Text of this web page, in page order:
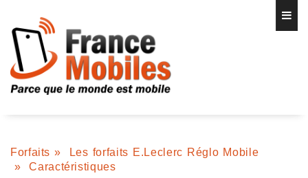
Forfaits »
Les forfaits E.Leclerc Réglo Mobile
»
Caractéristiques